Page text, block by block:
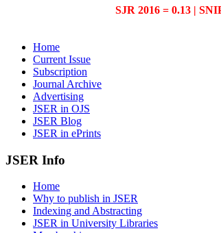
SJR 2016 = 0.13 |
Home
Current Issue
Subscription
Journal Archive
Advertising
JSER in OJS
JSER Blog
JSER in ePrints
JSER Info
Home
Why to publish in JSER
Indexing and Abstracting
JSER in University Libraries